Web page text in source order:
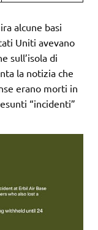
alcune basi
Uniti avevano
sull’isola di
la notizia che
erano morti in
“incidenti”